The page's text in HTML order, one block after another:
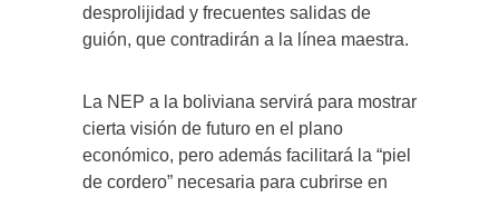
desprolijidad y frecuentes salidas de
guión, que contradirán a la línea maestra.
La NEP a la boliviana servirá para mostrar
cierta visión de futuro en el plano
económico, pero además facilitará la “piel
de cordero” necesaria para cubrirse en